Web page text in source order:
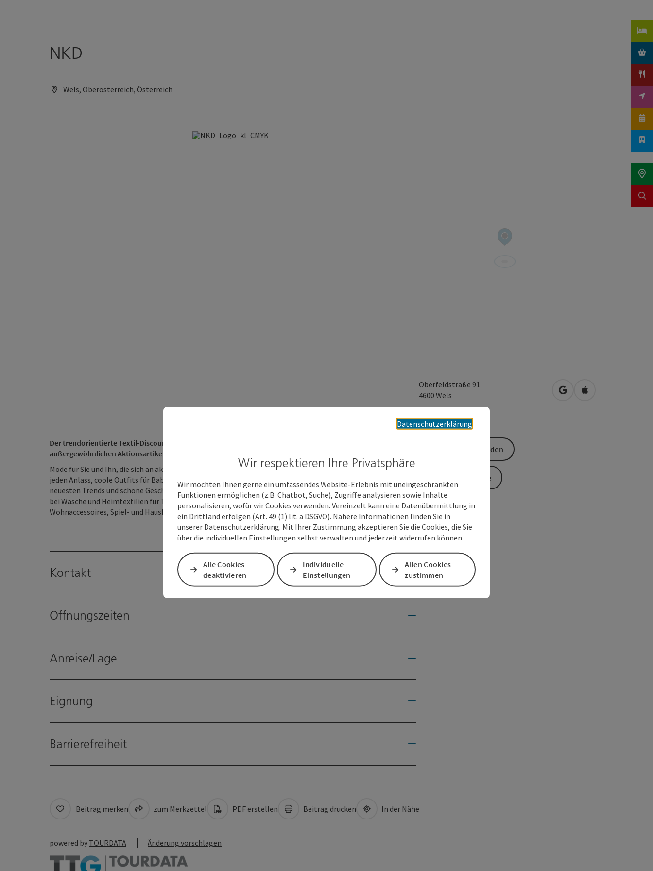
NKD
Wels, Oberösterreich, Österreich
Oberfeldstraße 91
4600 Wels in Google Maps öffnen
in Apple Maps
Der trendorientierte Textil-Discounter NKD bietet Mode für die ganze Familie und überrascht immer wieder mit
außergewöhnlichen Aktionsartikeln. Alles, was das Herz begehrt!
Mode für Sie und Ihn, die sich an aktuellen Trends orientiert, ist ebenso dabei wie passende Accessoires für
jeden Anlass, coole Outfits für Babys, Kinder und Teenager sowie modische und funktionale Sportswear. Die
neuesten Trends und schöne Geschenkideen zu unschlagbaren und überraschenden Preisen! Die gibt es auch
bei Wäsche und Heimtextilien für Tisch, Bett und Bad. Die wechselnden Aktionsartikel aus den Bereichen
Wohnaccessoires, Spiel- und Haushaltswaren, Elektrogeräte und Geschenkartikel runden unser Angebot ab.
Kontakt
Öffnungszeiten
Anreise/Lage
Eignung
Barrierefreiheit
Anfrage senden
Zur Website
Beitrag merken zum Merkzettel PDF erstellen Beitrag drucken In der Nähe
powered by TOURDATA Änderung vorschlagen
Datenschutzerklärung
Wir respektieren Ihre Privatsphäre
Wir möchten Ihnen gerne ein umfassendes Website-Erlebnis mit uneingeschränkten
Funktionen ermöglichen (z.B. Chatbot, Suche), Zugriffe analysieren sowie Inhalte
personalisieren, wofür wir Cookies verwenden. Vereinzelt kann eine Datenübermittlung in
ein Drittland erfolgen (Art. 49 (1) lit. a DSGVO). Nähere Informationen finden Sie in
unserer Datenschutzerklärung. Mit Ihrer Zustimmung akzeptieren Sie die Cookies, die Sie
über die individuellen Einstellungen selbst verwalten und jederzeit widerrufen können.
Alle Cookies
deaktivieren
Individuelle
Einstellungen
Allen Cookies
zustimmen